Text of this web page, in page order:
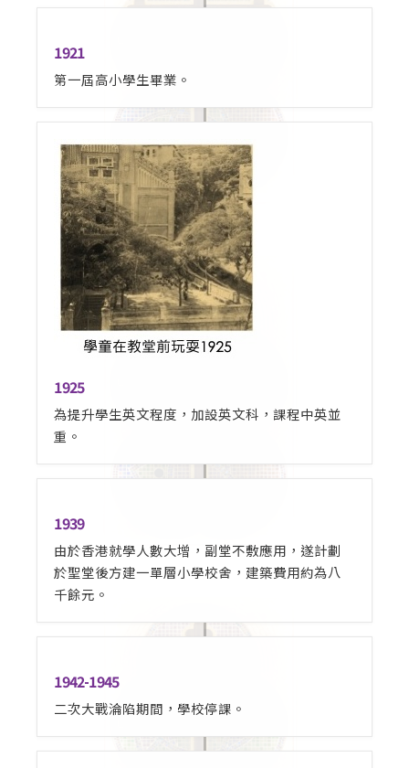
1921
第一屆高小學生畢業。
1925
為提升學生英文程度，加設英文科，課程中英並
重。
1939
由於香港就學人數大增，副堂不敷應用，遂計劃
於聖堂後方建一單層小學校舍，建築費用約為八
千餘元。
1942-1945
二次大戰淪陷期間，學校停課。